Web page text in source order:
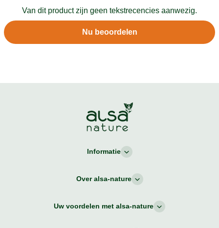
Van dit product zijn geen tekstrecencies aanwezig.
Nu beoordelen
Informatie
Over alsa-nature
Uw voordelen met alsa-nature